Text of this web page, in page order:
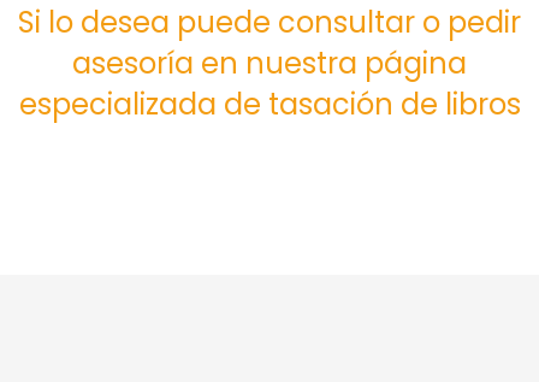
Si lo desea puede consultar o pedir
asesoría en nuestra página
especializada de tasación de libros